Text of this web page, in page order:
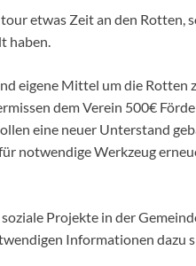
etwas Zeit an den Rotten,
haben.
eigene Mittel um die Rotten
dem Verein 500€
eine neuer Unterstand
notwendige Werkzeug
Projekte in der
Informationen dazu